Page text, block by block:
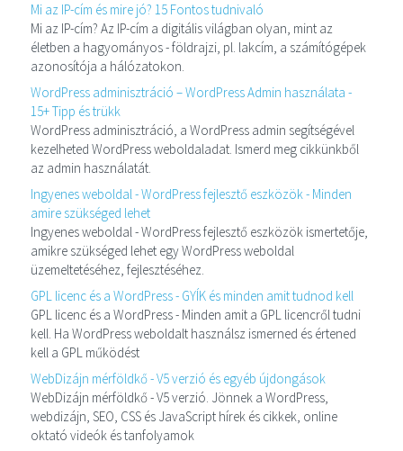
Mi az IP-cím és mire jó? 15 Fontos tudnivaló
Mi az IP-cím? Az IP-cím a digitális világban olyan, mint az
életben a hagyományos - földrajzi, pl. lakcím, a számítógépek
azonosítója a hálózatokon.
WordPress adminisztráció – WordPress Admin használata -
15+ Tipp és trükk
WordPress adminisztráció, a WordPress admin segítségével
kezelheted WordPress weboldaladat. Ismerd meg cikkünkből
az admin használatát.
Ingyenes weboldal - WordPress fejlesztő eszközök - Minden
amire szükséged lehet
Ingyenes weboldal - WordPress fejlesztő eszközök ismertetője,
amikre szükséged lehet egy WordPress weboldal
üzemeltetéséhez, fejlesztéséhez.
GPL licenc és a WordPress - GYÍK és minden amit tudnod kell
GPL licenc és a WordPress - Minden amit a GPL licencről tudni
kell. Ha WordPress weboldalt használsz ismerned és értened
kell a GPL működést
WebDizájn mérföldkő - V5 verzió és egyéb újdongások
WebDizájn mérföldkő - V5 verzió. Jönnek a WordPress,
webdizájn, SEO, CSS és JavaScript hírek és cikkek, online
oktató videók és tanfolyamok